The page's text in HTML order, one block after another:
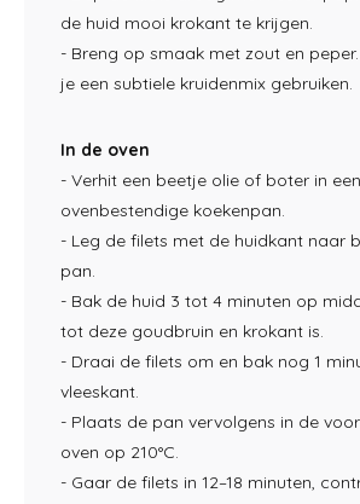
de huid mooi krokant te krijgen.
- Breng op smaak met zout en
je een subtiele kruidenmix gebruiken.
In de oven
- Verhit een beetje olie of boter in een
ovenbestendige koekenpan.
- Leg de filets met de huidkant naar
pan.
- Bak de huid 3 tot 4 minuten op
tot deze goudbruin en krokant is.
- Draai de filets om en bak nog 1
vleeskant.
- Plaats de pan vervolgens in de
oven op 210°C.
- Gaar de filets in 12–18 minuten,